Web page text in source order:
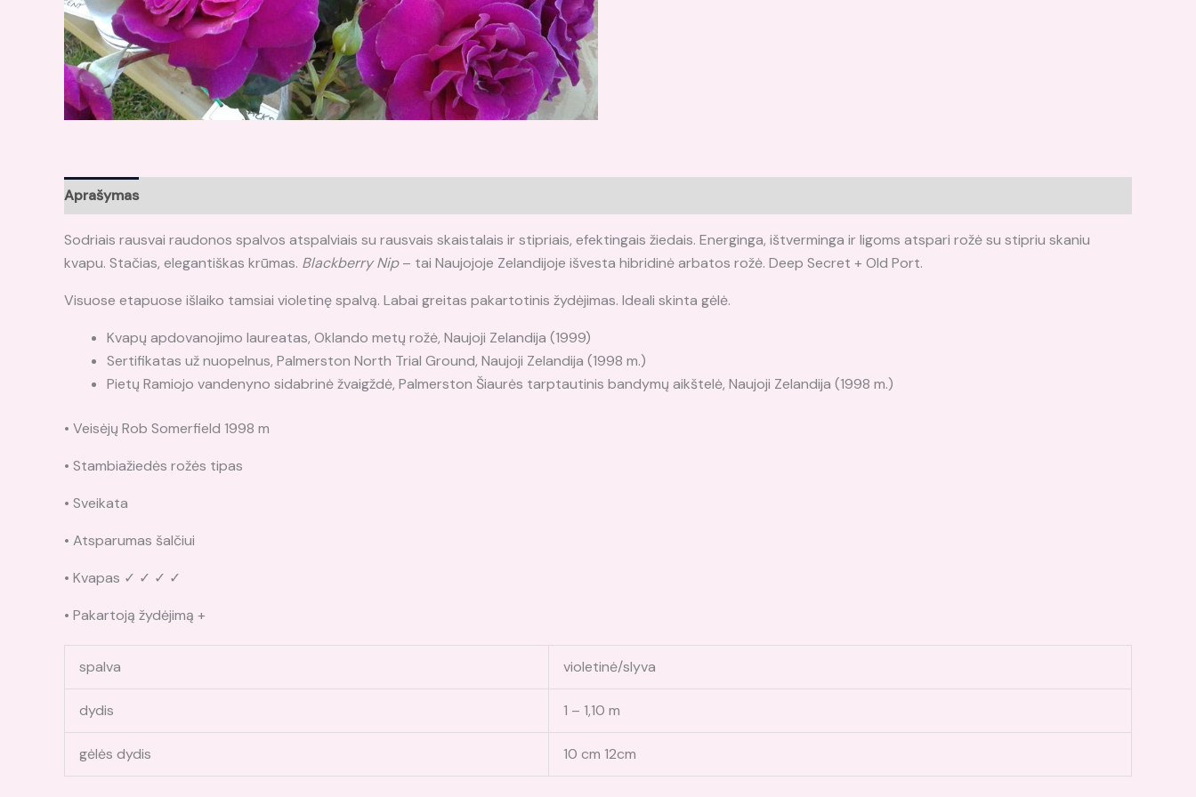
Aprašymas
Sodriais rausvai raudonos spalvos atspalviais su rausvais skaistalais ir stipriais, efektingais žiedais. Energinga, ištverminga ir ligoms atspari rožė su stipriu skaniu
kvapu. Stačias, elegantiškas krūmas. Blackberry Nip– tai Naujojoje Zelandijoje išvesta hibridinė arbatos rožė. Deep Secret + Old Port.
Visuose etapuose išlaiko tamsiai violetinę spalvą. Labai greitas pakartotinis žydėjimas. Ideali skinta gėlė.
Kvapų apdovanojimo laureatas, Oklando metų rožė, Naujoji Zelandija (1999)
Sertifikatas už nuopelnus, Palmerston North Trial Ground, Naujoji Zelandija (1998 m.)
Pietų Ramiojo vandenyno sidabrinė žvaigždė, Palmerston Šiaurės tarptautinis bandymų aikštelė, Naujoji Zelandija (1998 m.)
• Veisėjų Rob Somerfield 1998 m
• Stambiažiedės rožės tipas
• Sveikata
• Atsparumas šalčiui
• Kvapas ✓ ✓ ✓ ✓
• Pakartoją žydėjimą +
spalva violetinė/slyva
dydis 1 – 1,10 m
gėlės dydis 10 cm 12cm